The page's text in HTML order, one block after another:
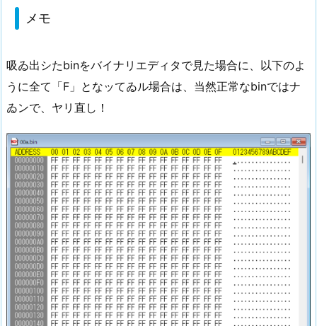
メモ
吸ゐ出シたbinをバイナリエディタで見た場合に、以下のよ
うに全て「F」となッてゐル場合は、当然正常なbinではナ
ゐンで、ヤリ直し！